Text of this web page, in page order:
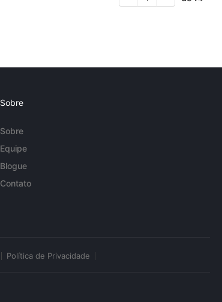
Sobre
Sobre
Equipe
Blogue
Contato
Política de Privacidade